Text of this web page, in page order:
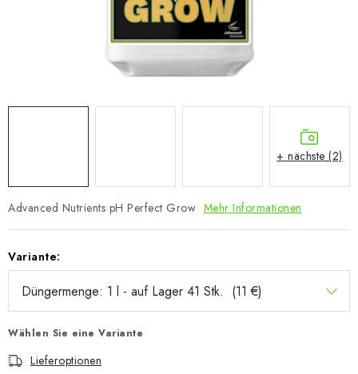
Advanced Nutrients pH Perfect Grow Mehr Informationen
Variante:
Wählen Sie eine Variante
Lieferoptionen
+ nächste (2)